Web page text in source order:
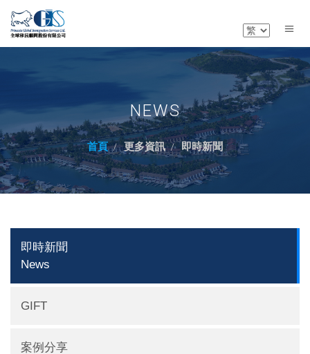
NEWS
首頁 更多資訊 即時新聞
即時新聞
News
GIFT
案例分享